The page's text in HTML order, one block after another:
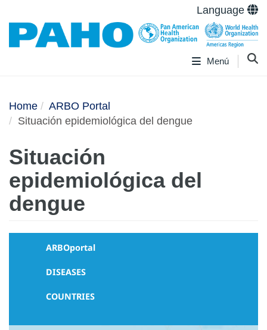
Language
Menú
Home
ARBO Portal
Situación epidemiológica del dengue
Situación
epidemiológica del
dengue
ARBOportal
DISEASES
COUNTRIES